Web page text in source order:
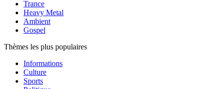
Trance
Heavy Metal
Ambient
Gospel
Thèmes les plus populaires
Informations
Culture
Sports